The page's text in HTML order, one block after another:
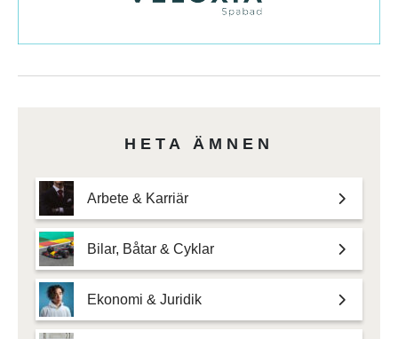
HETA ÄMNEN
Arbete & Karriär
Bilar, Båtar & Cyklar
Ekonomi & Juridik